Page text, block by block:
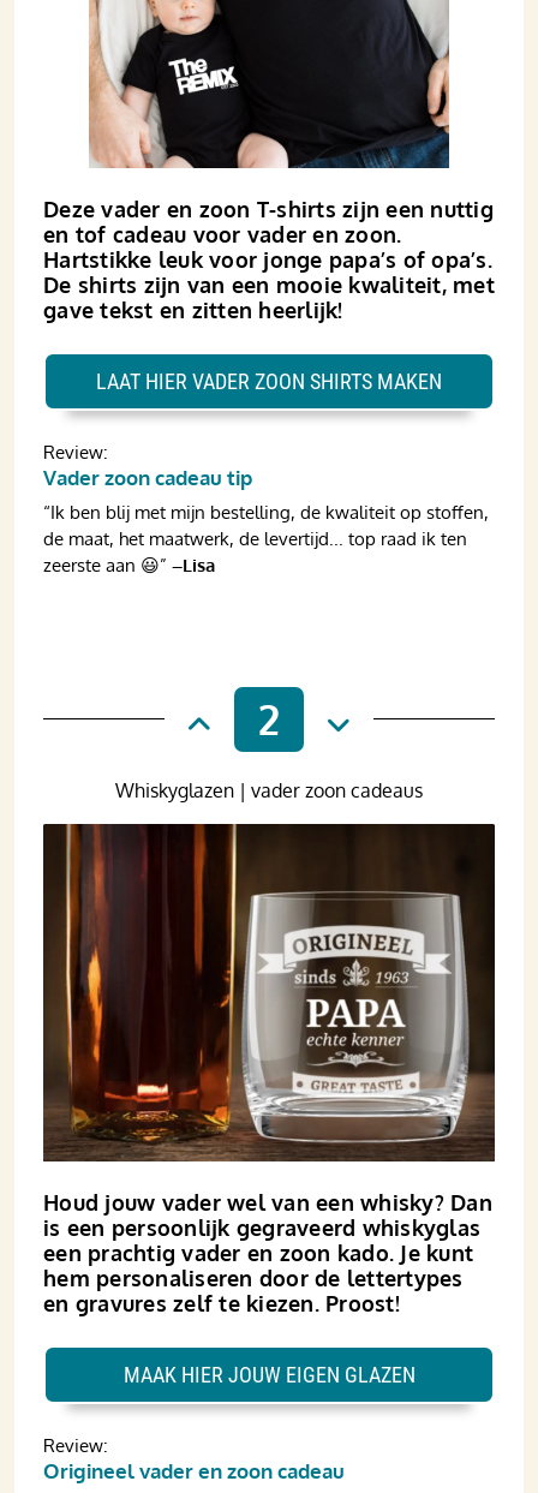
Deze vader en zoon T-shirts zijn een nuttig
en tof cadeau voor vader en zoon.
Hartstikke leuk voor jonge papa’s of opa’s.
De shirts zijn van een mooie kwaliteit, met
gave tekst en zitten heerlijk!
Review:
Vader zoon cadeau tip
“Ik ben blij met mijn bestelling, de kwaliteit op stoffen,
de maat, het maatwerk, de levertijd... top raad ik ten
zeerste aan 😃” –Lisa
LAAT HIER VADER ZOON SHIRTS MAKEN
2
Houd jouw vader wel van een whisky? Dan
is een persoonlijk gegraveerd whiskyglas
een prachtig vader en zoon kado. Je kunt
hem personaliseren door de lettertypes
en gravures zelf te kiezen. Proost!
Whiskyglazen | vader zoon cadeaus
Review:
Origineel vader en zoon cadeau
MAAK HIER JOUW EIGEN GLAZEN